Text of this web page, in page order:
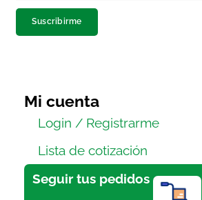
Suscribirme
Mi cuenta
Login / Registrarme
Lista de cotización
Seguir tus pedidos